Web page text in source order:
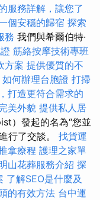
服務詳解，讓您了
個安穩的歸宿 探索
務 我們與希爾伯特·
筋絡按摩技術專班
方案 提供優質的不
如何辦理台胞證 打掃
打造更符合需求的
美外貌 提供私人居
）發起的名為“您並
行了交談。 找貨運
拿療程 護理之家單
山花葬服務介紹 探
了解SEO是什麼及
的有效方法 台中運